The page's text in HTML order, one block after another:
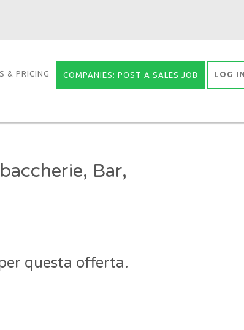
& PRICING COMPANIES: POST A SALES JOB LOG IN
Bar,
questa offerta.